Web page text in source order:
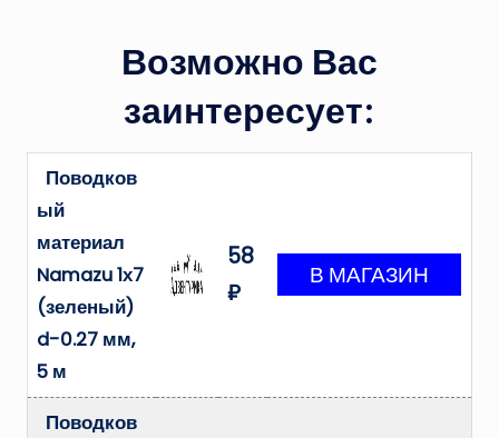
Возможно Вас
заинтересует:
Поводков
ый
материал
Namazu 1х7
(зеленый)
d-0.27 мм,
5 м
58
₽
Поводков